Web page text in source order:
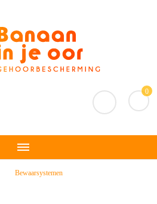
0
Bewaarsystemen